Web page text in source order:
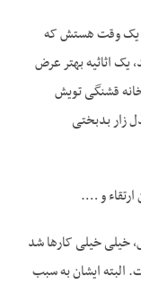
یک وقت هستش که
یک اثاثیه بهتر عرض
قشنگی تویش
زار بدبختی
و ….
خیلی کارها شد
البته ایشان به سبب